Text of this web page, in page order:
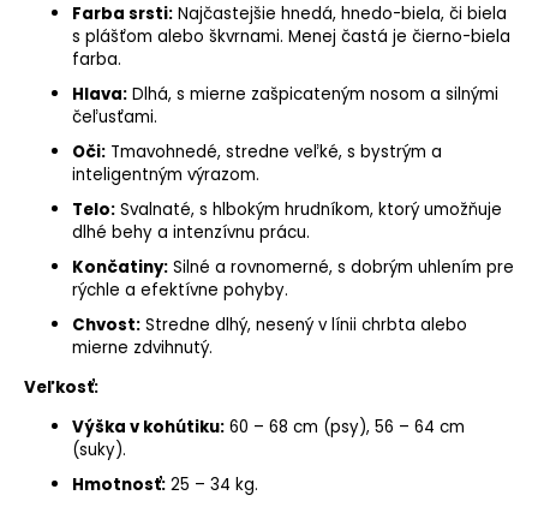
Farba srsti: Najčastejšie hnedá, hnedo-biela, či biela
s plášťom alebo škvrnami. Menej častá je čierno-biela
farba.
Hlava: Dlhá, s mierne zašpicateným nosom a silnými
čeľusťami.
Oči: Tmavohnedé, stredne veľké, s bystrým a
inteligentným výrazom.
Telo: Svalnaté, s hlbokým hrudníkom, ktorý umožňuje
dlhé behy a intenzívnu prácu.
Končatiny: Silné a rovnomerné, s dobrým uhlením pre
rýchle a efektívne pohyby.
Chvost: Stredne dlhý, nesený v línii chrbta alebo
mierne zdvihnutý.
Veľkosť:
Výška v kohútiku: 60 – 68 cm (psy), 56 – 64 cm
(suky).
Hmotnosť: 25 – 34 kg.